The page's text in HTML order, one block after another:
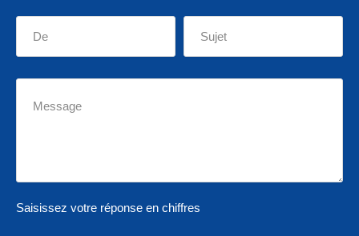
Saisissez votre réponse en chiffres